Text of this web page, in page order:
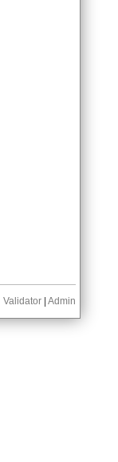
Validator Admin